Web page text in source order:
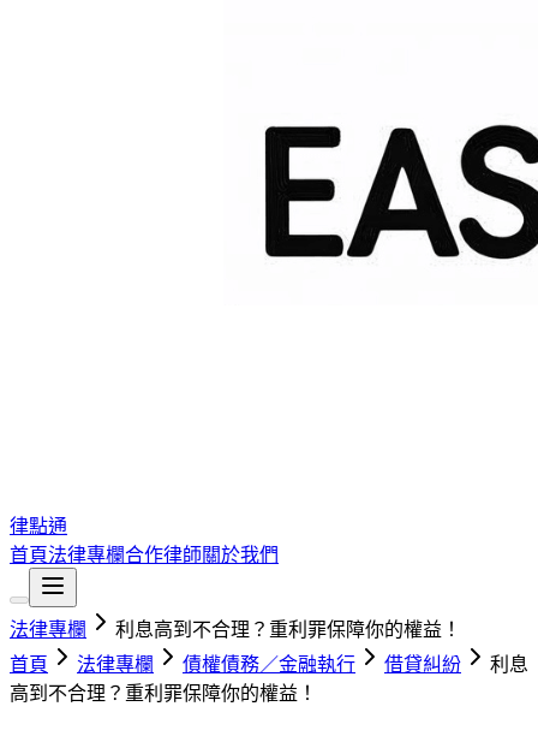
律點通
首頁法律專欄合作律師關於我們
法律專欄
利息高到不合理？重利罪保障你的權益！
首頁
法律專欄 債權債務／金融執行 借貸糾紛
利息
高到不合理？重利罪保障你的權益！